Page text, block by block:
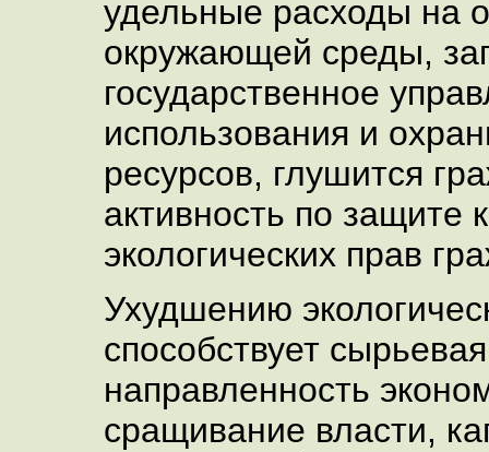
удельные расходы на
окружающей среды,
государственное
использования и
ресурсов, глушится
активность по защите
экологических прав
Ухудшению
способствует сырьевая
направленность
сращивание власти,